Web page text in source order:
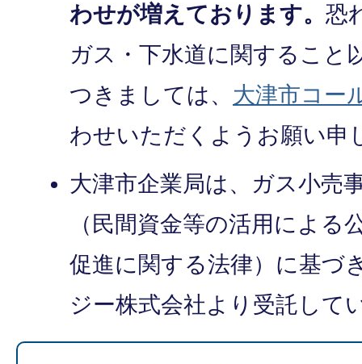
わせが増えております。 恐
ガス・下水道に関すること
つきましては、 大津市コー
わせいただくようお願い申
大津市企業局は、ガス小売
（民間資金等の活用による
促進に関する法律）に基づ
ジー株式会社より受託して